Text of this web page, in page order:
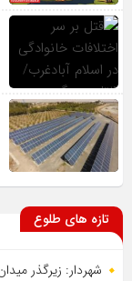
تازه های طلوع
شهردار: زیرگذر